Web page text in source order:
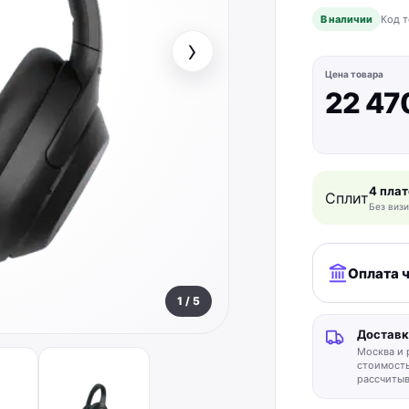
›
1 / 5
В наличии Код
Цена товара
22
Сплит4
Без
Оплата
Москва и